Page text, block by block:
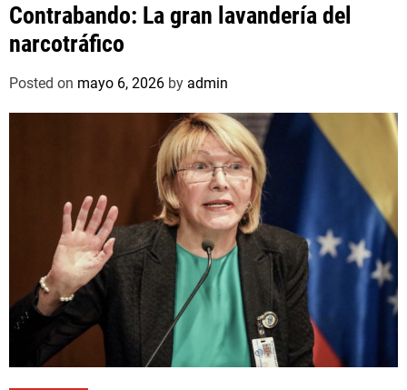
Contrabando: La gran lavandería del
narcotráfico
Posted on mayo 6, 2026 by admin